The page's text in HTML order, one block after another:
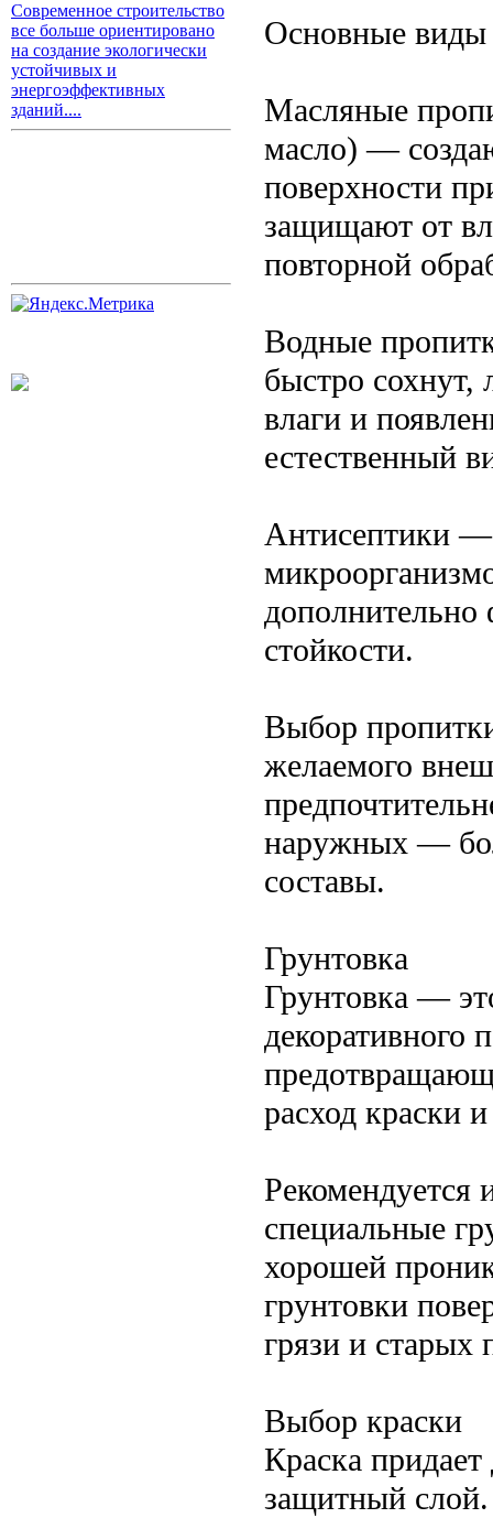
Современное строительство
все больше ориентировано
на создание экологически
устойчивых и
энергоэффективных
зданий....
Основные виды
Масляные
масло) —
поверхности
защищают от
повторной
Водные
быстро сохнут,
влаги и
естественный
Антисептики —
стойкости.
Выбор
желаемого
наружных —
составы.
Грунтовка
Грунтовка —
декоративного
расход краски
Рекомендуется
специальные
хорошей
грунтовки
грязи и старых
Выбор краски
Краска
защитный